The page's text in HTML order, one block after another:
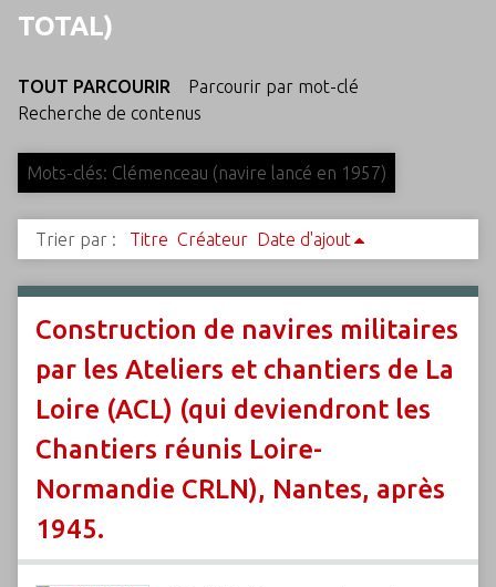
TOTAL)
TOUT PARCOURIR
Parcourir par mot-clé
Recherche de contenus
Mots-clés: Clémenceau (navire lancé en 1957)
Trier par : Titre Créateur Date d'ajout
Construction de navires militaires
par les Ateliers et chantiers de La
Loire (ACL) (qui deviendront les
Chantiers réunis Loire-
Normandie CRLN), Nantes, après
1945.